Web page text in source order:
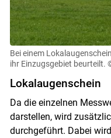
Bei einem
ihr Einzugsgebiet beurteilt.
Lokalaugenschein
Da die einzelnen
darstellen, wird
durchgeführt. Dabei